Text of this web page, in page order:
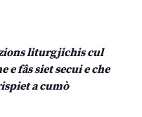
liturgjichis cul
e fâs siet secui e che
a cumò